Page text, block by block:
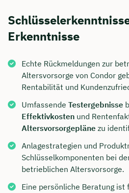
Erkenntnisse
Echte Rückmeldungen zur
Altersvorsorge von Condor
Rentabilität und
Umfassende Testergebnisse
Effektivkosten und
Altersvorsorgepläne zu
Anlagestrategien und
Schlüsselkomponenten bei
betrieblichen Altersvorsorge.
Eine persönliche Beratung ist